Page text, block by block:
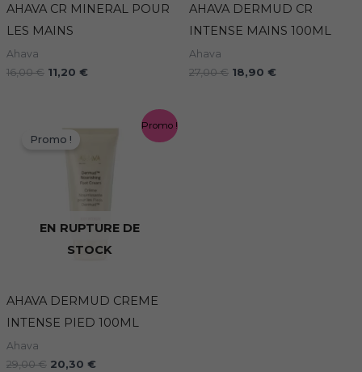
AHAVA CR MINERAL POUR
LES MAINS
Ahava
16,00€ 11,20 €
AHAVA DERMUD CR
INTENSE MAINS 100ML
Ahava
27,00€ 18,90 €
Promo !
EN RUPTURE DE
STOCK
Promo !
AHAVA DERMUD CREME
INTENSE PIED 100ML
Ahava
29,00€
prix
initial
29,00 €.
20,30 €
20,30 €.